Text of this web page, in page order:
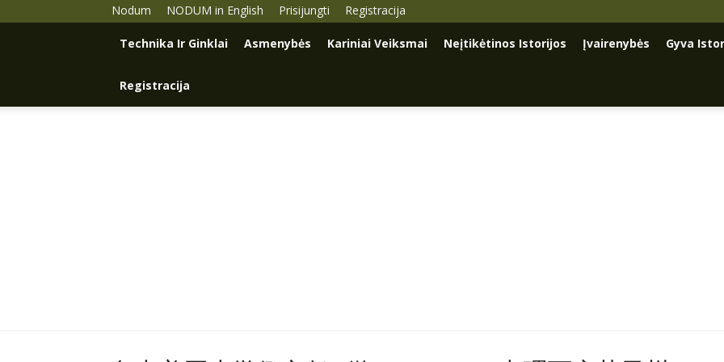
Nodum NODUM in English Prisijungti Registracija
Technika Ir Ginklai Asmenybės Kariniai Veiksmai Neįtikėtinos Istorijos Įvairenybės Gyva
Registracija